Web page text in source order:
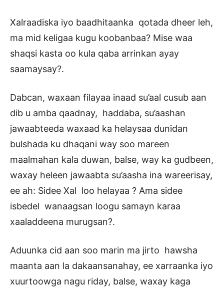
Xalraadiska iyo baadhitaanka qotada dheer leh,
ma mid keligaa kugu koobanbaa? Mise waa
shaqsi kasta oo kula qaba arrinkan ayay
saamaysay?.
Dabcan, waxaan filayaa inaad su’aal cusub aan
dib u amba qaadnay, haddaba, su’aashan
jawaabteeda waxaad ka helaysaa dunidan
bulshada ku dhaqani way soo mareen
maalmahan kala duwan, balse, way ka gudbeen,
waxay heleen jawaabta su’aasha ina wareerisay,
ee ah: Sidee Xal loo helayaa ? Ama sidee
isbedel wanaagsan loogu samayn karaa
xaaladdeena murugsan?.
Aduunka cid aan soo marin ma jirto hawsha
maanta aan la dakaansanahay, ee xarraanka iyo
xuurtoowga nagu riday, balse, waxay kaga